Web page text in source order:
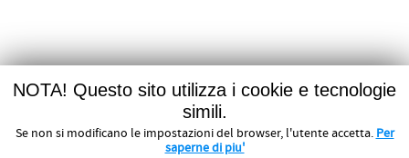
NOTA! Questo sito utilizza i cookie e tecnologie
simili.
Se non si modificano le impostazioni del browser, l'utente accetta. Per
saperne di piu'